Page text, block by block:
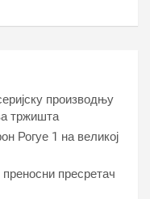
производњу
тржишта
Рогуе 1 на великој
пресретач